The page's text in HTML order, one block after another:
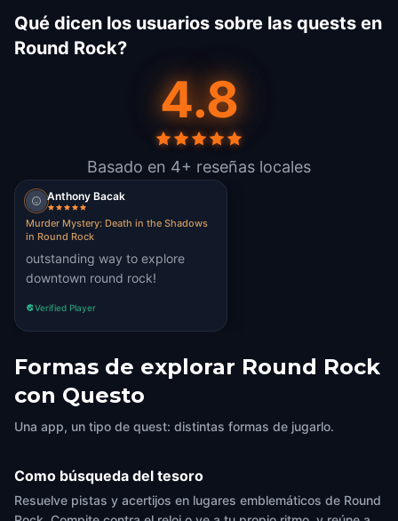
Qué dicen los usuarios sobre las quests en
Round Rock?
4.8
Basado en 4+ reseñas locales
Anthony Bacak
Murder Mystery: Death in the Shadows
in Round Rock
outstanding way to explore
downtown round rock!
Verified Player
Formas de explorar Round Rock
con Questo
Una app, un tipo de quest: distintas formas de jugarlo.
Como búsqueda del tesoro
Resuelve pistas y acertijos en lugares emblemáticos de Round